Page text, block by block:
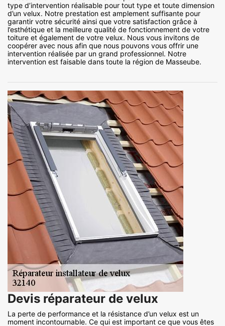
type d’intervention réalisable pour tout type et toute dimension
d’un velux. Notre prestation est amplement suffisante pour
garantir votre sécurité ainsi que votre satisfaction grâce à
l’esthétique et la meilleure qualité de fonctionnement de votre
toiture et également de votre velux. Nous vous invitons de
coopérer avec nous afin que nous pouvons vous offrir une
intervention réalisée par un grand professionnel. Notre
intervention est faisable dans toute la région de Masseube.
Devis réparateur de velux
La perte de performance et la résistance d’un velux est un
moment incontournable. Ce qui est important ce que vous êtes